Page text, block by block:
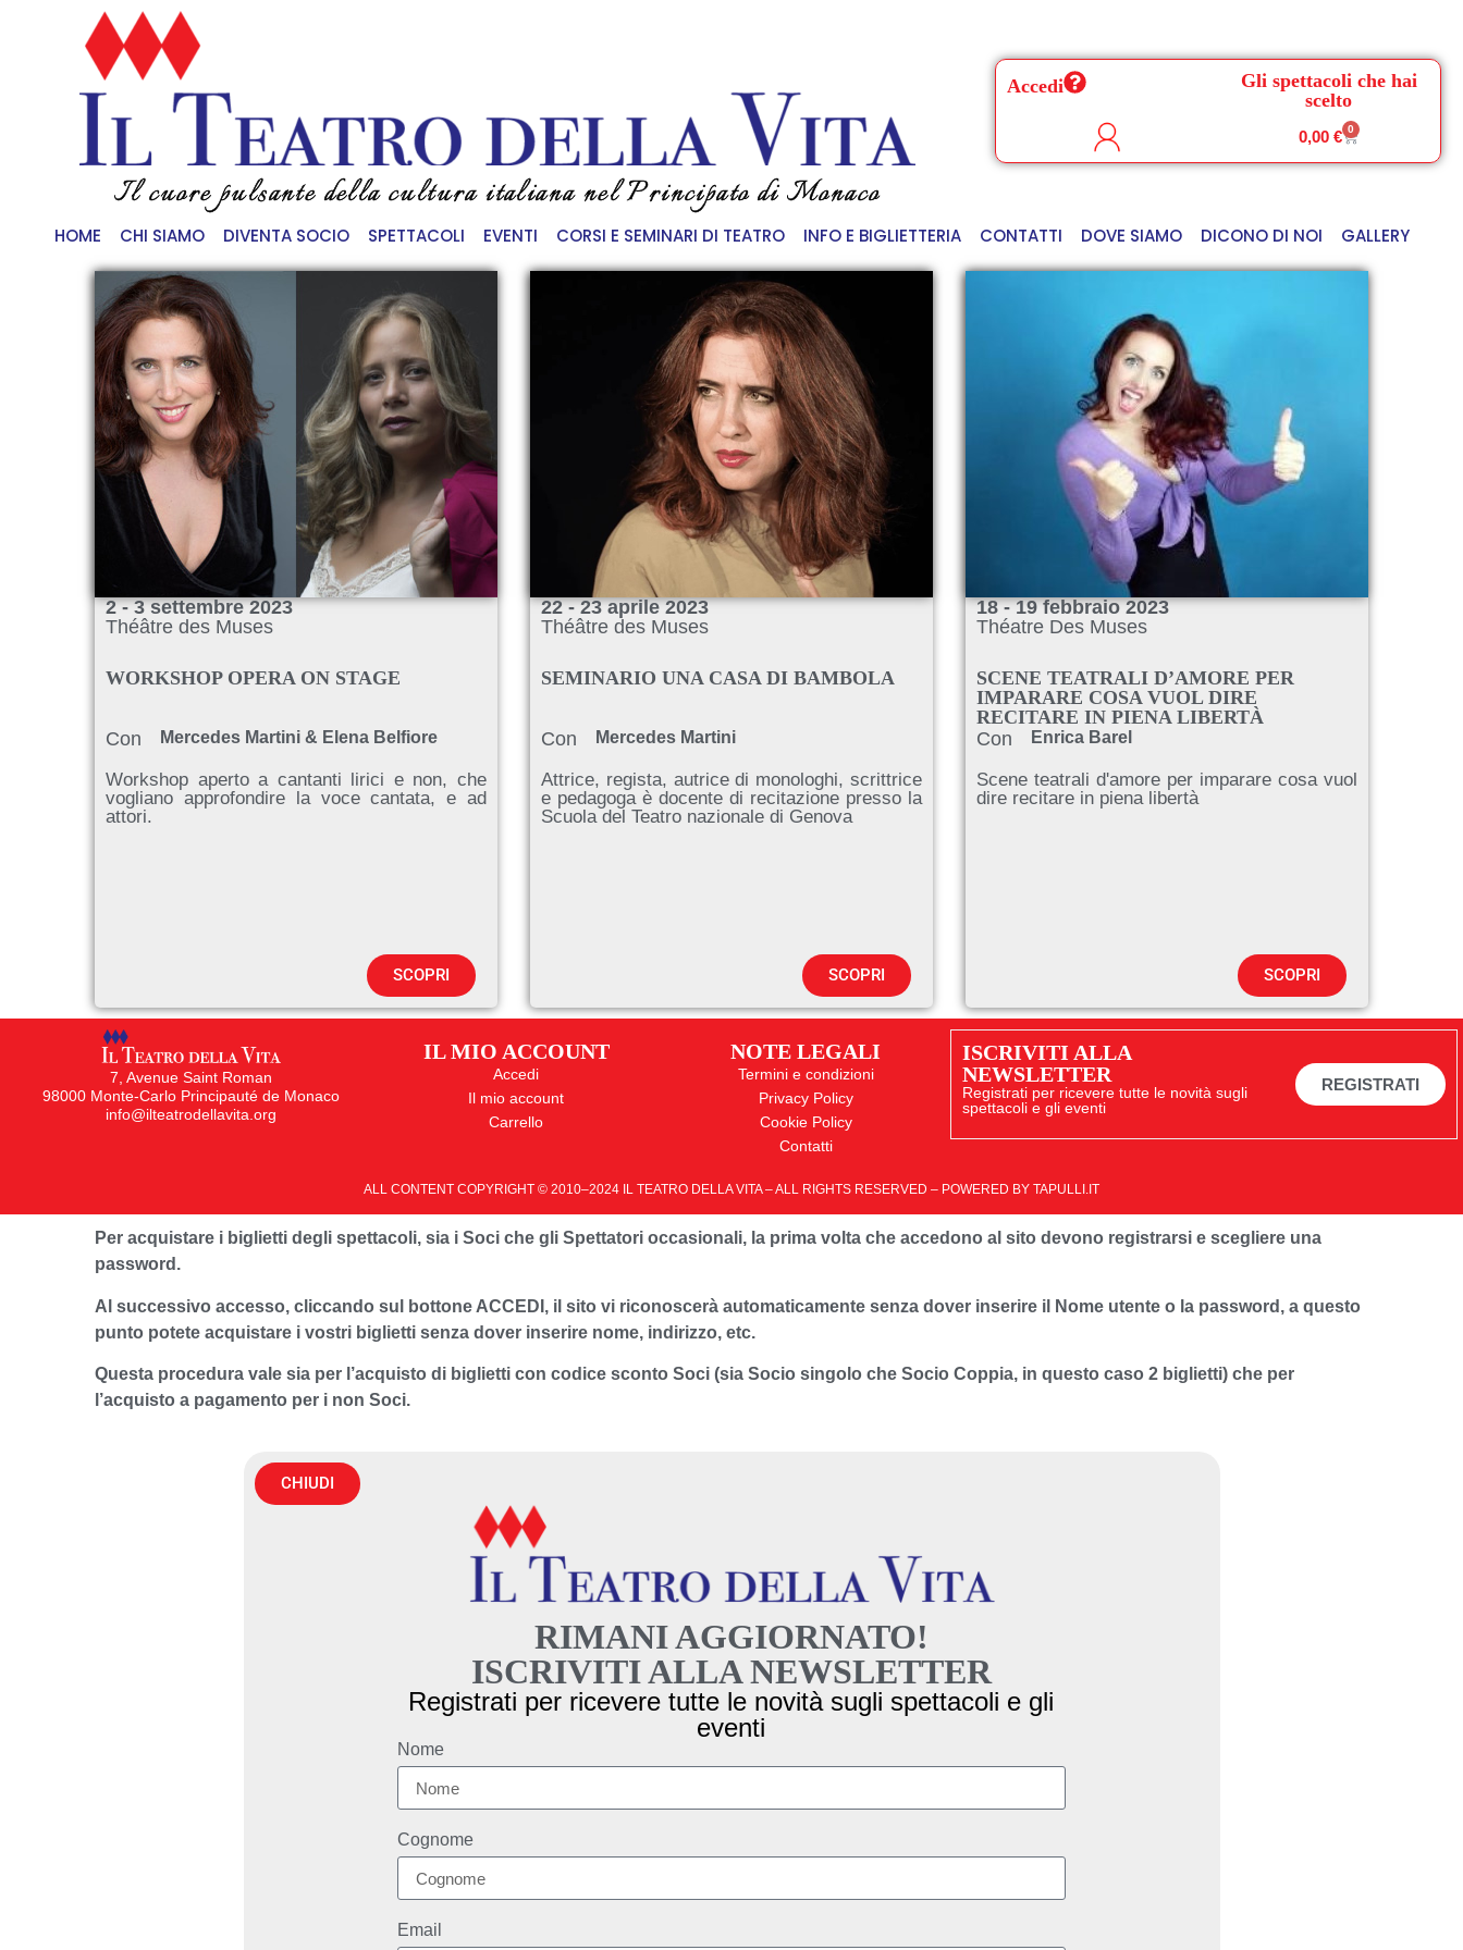
Il cuore pulsante della cultura italiana nel Principato di Monaco
Accedi
Gli spettacoli che hai
scelto
0,00€ 0
HOME CHI SIAMO DIVENTA SOCIO SPETTACOLI EVENTI CORSI E SEMINARI DI TEATRO INFO E BIGLIETTERIA CONTATTI DOVE SIAMO DICONO DI NOI GALLERY
2 - 3 settembre 2023
Théâtre des Muses
WORKSHOP OPERA ON STAGE
Con Mercedes Martini & Elena Belfiore
Workshop aperto a cantanti lirici e non, che
vogliano approfondire la voce cantata, e ad
attori.
SCOPRI
22 - 23 aprile 2023
Théâtre des Muses
SEMINARIO UNA CASA DI BAMBOLA
Con Mercedes Martini
Attrice, regista, autrice di monologhi, scrittrice
e pedagoga è docente di recitazione presso la
Scuola del Teatro nazionale di Genova
SCOPRI
18 - 19 febbraio 2023
Théatre Des Muses
SCENE TEATRALI D’AMORE PER
IMPARARE COSA VUOL DIRE
RECITARE IN PIENA LIBERTÀ
Con
Enrica Barel
Scene teatrali d'amore per imparare cosa vuol
dire recitare in piena libertà
SCOPRI
7, Avenue Saint Roman
98000 Monte-Carlo Principauté de Monaco
info@ilteatrodellavita.org
IL MIO ACCOUNT
Accedi
Il mio account
Carrello
NOTE LEGALI
Termini e condizioni
Privacy Policy
Cookie Policy
Contatti
ISCRIVITI ALLA
NEWSLETTER
Registrati per ricevere tutte le novità sugli
spettacoli e gli eventi
REGISTRATI
ALL CONTENT COPYRIGHT © 2010–2024 IL TEATRO DELLA VITA – ALL RIGHTS RESERVED – POWERED BY TAPULLI.IT
Per acquistare i biglietti degli spettacoli, sia i Soci che gli Spettatori occasionali, la prima volta che accedono al sito devono registrarsi e scegliere una
password.
Al successivo accesso, cliccando sul bottone ACCEDI, il sito vi riconoscerà automaticamente senza dover inserire il Nome utente o la password, a questo
punto potete acquistare i vostri biglietti senza dover inserire nome, indirizzo, etc.
Questa procedura vale sia per l’acquisto di biglietti con codice sconto Soci (sia Socio singolo che Socio Coppia, in questo caso 2 biglietti) che per
l’acquisto a pagamento per i non Soci.
CHIUDI
RIMANI AGGIORNATO!
ISCRIVITI ALLA NEWSLETTER
Registrati per ricevere tutte le novità sugli spettacoli e gli
eventi
Nome
Cognome
Email